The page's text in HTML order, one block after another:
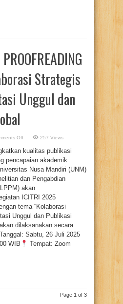
Strategis
Unggul dan
Offon
2025
PROOFREADING
CLINIC:
Kolaborasi
Strategis
Disertasi
Unggul
dan
Publikasi
257 Views
kualitas publikasi
pencapaian akademik
Nusa Mandiri (UNM)
dan Pengabdian
akan
ICITRI 2025
tema “Kolaborasi
Unggul dan Publikasi
dilaksanakan secara
Sabtu, 26 Juli 2025
WIB
Tempat: Zoom
Page 1 of 3